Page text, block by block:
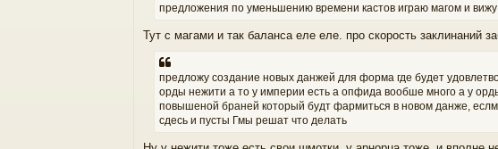
предложения по уменьшению времени кастов играю магом и вижу
Тут с магами и так баланса еле еле. про скорость заклинаний
предложу создание новых данжей для форма где будет
орды нежити а то у империи есть а опфида вообше много а у
повышеной браней который будт фармиться в новом данже,
сдесь и пусты Гмы решат что делать